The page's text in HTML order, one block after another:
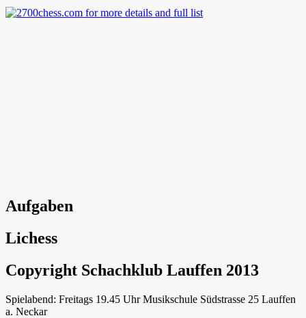
Aufgaben
Lichess
Copyright Schachklub Lauffen 2013
Spielabend: Freitags 19.45 Uhr Musikschule Südstrasse 25 Lauffen
a. Neckar